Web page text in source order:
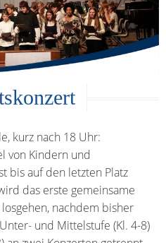
kurz nach 18 Uhr:
von Kindern und
bis auf den letzten Platz
das erste gemeinsame
nachdem bisher
und Mittelstufe (Kl. 4-8)